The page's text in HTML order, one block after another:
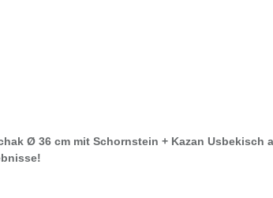
Ø 36 cm mit Schornstein + Kazan